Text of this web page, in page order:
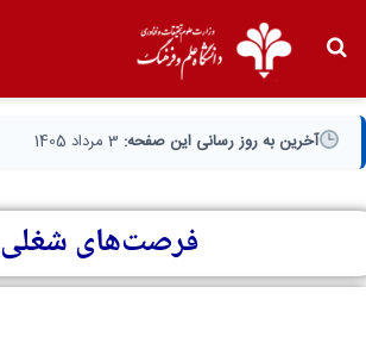
آخرین به روز رسانی این صفحه:
فرصت‌های شغلی